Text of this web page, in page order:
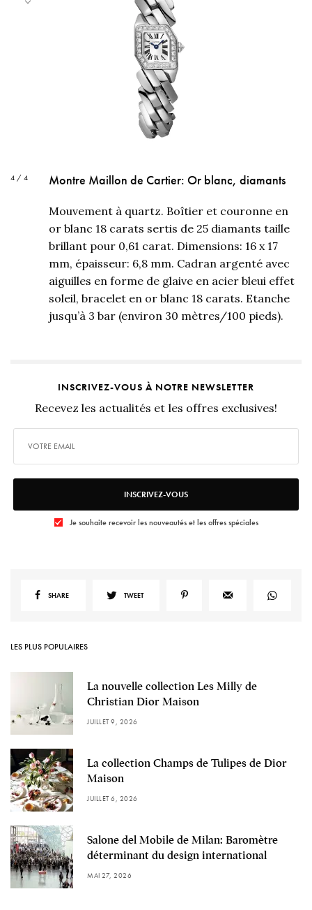
4 / 4 Montre Maillon de Cartier: Or blanc, diamants
Mouvement à quartz. Boîtier et couronne en
or blanc 18 carats sertis de 25 diamants taille
brillant pour 0,61 carat. Dimensions: 16 x 17
mm, épaisseur: 6,8 mm. Cadran argenté avec
aiguilles en forme de glaive en acier bleui effet
soleil, bracelet en or blanc 18 carats. Etanche
jusqu’à 3 bar (environ 30 mètres/100 pieds).
INSCRIVEZ-VOUS À NOTRE NEWSLETTER
Recevez les actualités et les offres exclusives!
INSCRIVEZ-VOUS
Je souhaite recevoir les nouveautés et les offres spéciales
SHARE TWEET
LES PLUS POPULAIRES
La nouvelle collection Les Milly de
Christian Dior Maison
JUILLET 9, 2026
La collection Champs de Tulipes de Dior
Maison
JUILLET 6, 2026
Salone del Mobile de Milan: Baromètre
déterminant du design international
MAI 27, 2026